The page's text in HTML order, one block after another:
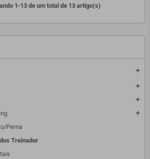
add
add
add
add
Perna
Treinador
1-13 de um total de 13 artigo(s)